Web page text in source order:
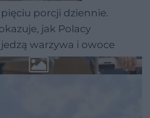
porcji dziennie.
jak Polacy
warzywa i owoce